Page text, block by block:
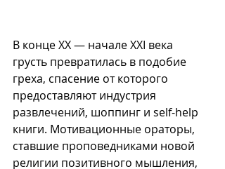
В конце XX — начале XXI века
грусть превратилась в подобие
греха, спасение от которого
предоставляют индустрия
развлечений, шоппинг и self-help
книги. Мотивационные ораторы,
ставшие проповедниками новой
религии позитивного мышления,